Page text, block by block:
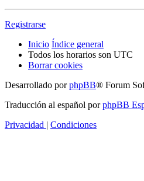
Registrarse
Inicio Índice general
Todos los horarios son UTC
Borrar cookies
Desarrollado porphpBB® Forum
Traducción al español porphpBB
Privacidad | Condiciones